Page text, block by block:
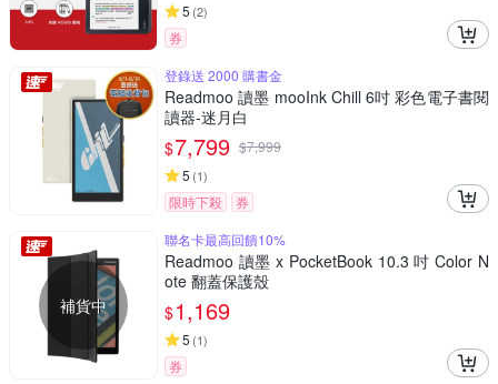
5 (2)
券
登錄送 2000 購書金
Readmoo 讀墨 mooInk Chill 6吋 彩色電子書閱
讀器-迷月白
$7,799 $7,999
5 (1)
限時下殺 券
補貨中
聯名卡最高回饋10%
Readmoo 讀墨 x PocketBook 10.3 吋 Color N
ote 翻蓋保護殼
$1,169
5 (1)
券